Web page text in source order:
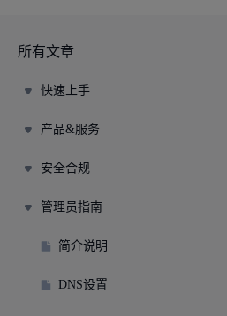
所有文章
快速上手
产品&服务
安全合规
管理员指南
简介说明
DNS设置